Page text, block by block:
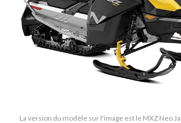
La version du modèle sur l'image est le MXZ Neo